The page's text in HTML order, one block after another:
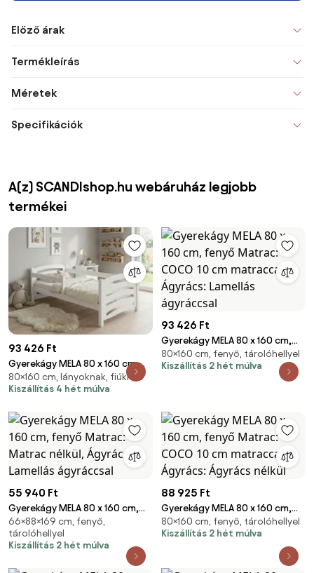
Előző árak
Termékleírás
Méretek
Specifikációk
A(z) SCANDIshop.hu webáruház legjobb
termékei
93 426 Ft
Gyerekágy MELA 80 x 160 cm,
fehér Matrac: COCO 10 cm
matraccal, Ágyrács: Lamellás
80×160 cm, lányoknak, fiúknak
Kiszállítás 4 hét múlva
93 426 Ft
Gyerekágy MELA 80 x 160 cm,
fenyő Matrac: COCO 10 cm
matraccal, Ágyrács: Lamellás
80×160 cm, fenyő, tárolóhellyel
Kiszállítás 2 hét múlva
55 940 Ft
Gyerekágy MELA 80 x 160 cm,
fenyő Matrac: Matrac nélkül,
Ágyrács: Lamellás ágyráccsal
66×88×169 cm, fenyő,
tárolóhellyel
Kiszállítás 2 hét múlva
88 925 Ft
Gyerekágy MELA 80 x 160 cm,
fenyő Matrac: COCO 10 cm
matraccal, Ágyrács: Ágyrács
80×160 cm, fenyő, tárolóhellyel
Kiszállítás 2 hét múlva